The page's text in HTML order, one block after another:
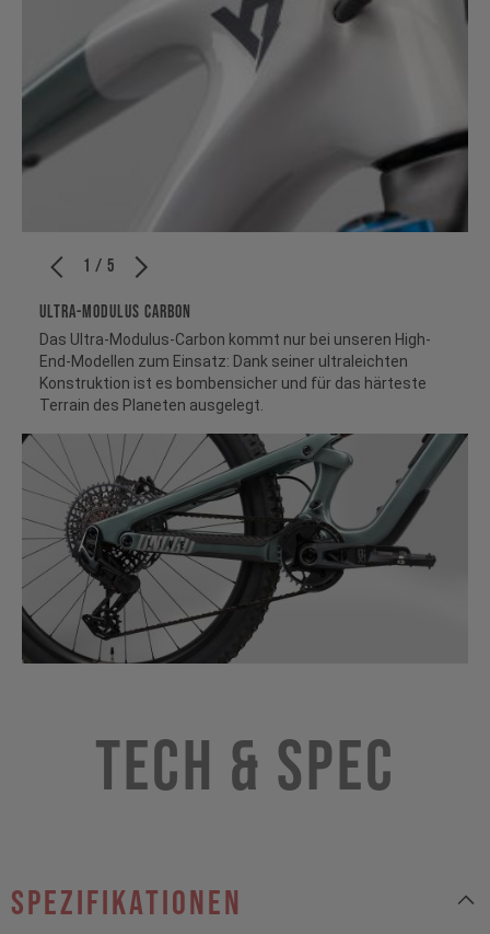
1 / 5
ULTRA-MODULUS CARBON
Das Ultra-Modulus-Carbon kommt nur bei unseren High-
End-Modellen zum Einsatz: Dank seiner ultraleichten
Konstruktion ist es bombensicher und für das härteste
Terrain des Planeten ausgelegt.
Tech & Spec
Spezifikationen